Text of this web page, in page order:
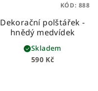
Dekorační polštářek -
hnědý medvídek
590 Kč
Skladem
KÓD: 888